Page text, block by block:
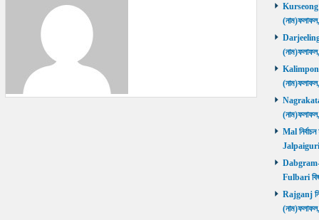
Kurseong
Darjeeling
Kalimpong
Nagrakata
Mal
Jalpaiguri
Dabgram-
Fulbari
Rajganj